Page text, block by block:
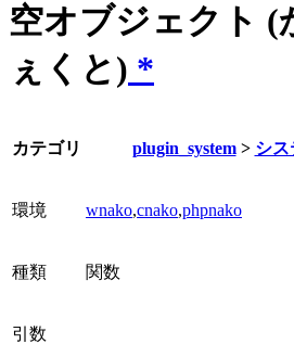
空オブジェクト (
ぇくと) *
カテゴリ plugin_system> シス
環境 wnako,cnako,phpnako
種類 関数
引数